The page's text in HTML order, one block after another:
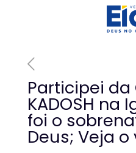
Participei
KADOSH na
foi o
Deus; Veja o